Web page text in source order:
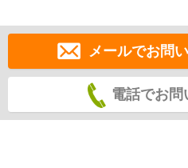
メールでお問
電話でお問